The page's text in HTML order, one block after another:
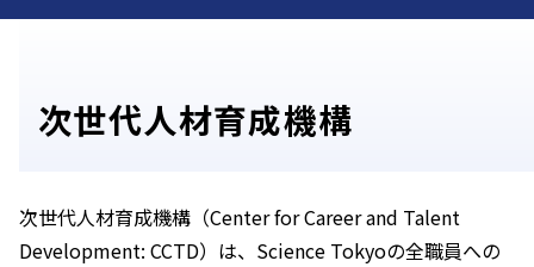
次世代人材育成機構
次世代人材育成機構（Center for Career and Talent
Development: CCTD）は、Science Tokyoの全職員への